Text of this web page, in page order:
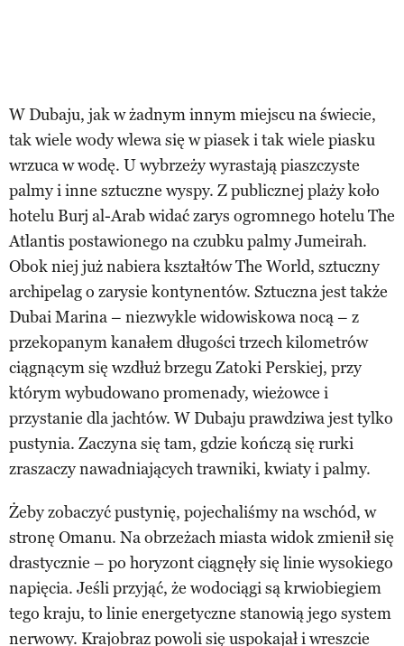
W Dubaju, jak w żadnym innym miejscu na świecie,
tak wiele wody wlewa się w piasek i tak wiele piasku
wrzuca w wodę. U wybrzeży wyrastają piaszczyste
palmy i inne sztuczne wyspy. Z publicznej plaży koło
hotelu Burj al-Arab widać zarys ogromnego hotelu The
Atlantis postawionego na czubku palmy Jumeirah.
Obok niej już nabiera kształtów The World, sztuczny
archipelag o zarysie kontynentów. Sztuczna jest także
Dubai Marina – niezwykle widowiskowa nocą – z
przekopanym kanałem długości trzech kilometrów
ciągnącym się wzdłuż brzegu Zatoki Perskiej, przy
którym wybudowano promenady, wieżowce i
przystanie dla jachtów. W Dubaju prawdziwa jest tylko
pustynia. Zaczyna się tam, gdzie kończą się rurki
zraszaczy nawadniających trawniki, kwiaty i palmy.
Żeby zobaczyć pustynię, pojechaliśmy na wschód, w
stronę Omanu. Na obrzeżach miasta widok zmienił się
drastycznie – po horyzont ciągnęły się linie wysokiego
napięcia. Jeśli przyjąć, że wodociągi są krwiobiegiem
tego kraju, to linie energetyczne stanowią jego system
nerwowy. Krajobraz powoli się uspokajał i wreszcie